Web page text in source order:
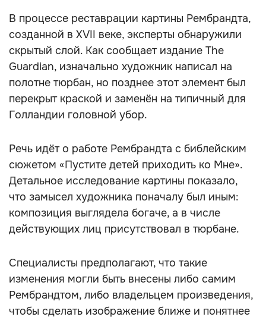
В процессе реставрации картины Рембрандта,
созданной в XVII веке, эксперты обнаружили
скрытый слой. Как сообщает издание The
Guardian, изначально художник написал на
полотне тюрбан, но позднее этот элемент был
перекрыт краской и заменён на типичный для
Голландии головной убор.
Речь идёт о работе Рембрандта с библейским
сюжетом «Пустите детей приходить ко Мне».
Детальное исследование картины показало,
что замысел художника поначалу был иным:
композиция выглядела богаче, а в числе
действующих лиц присутствовал в тюрбане.
Специалисты предполагают, что такие
изменения могли быть внесены либо самим
Рембрандтом, либо владельцем произведения,
чтобы сделать изображение ближе и понятнее